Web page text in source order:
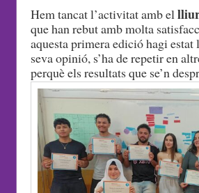
Hem tancat l’activitat amb el
que han rebut amb molta
aquesta primera edició hagi
seva opinió, s’ha de repetir en
perquè els resultats que se’n